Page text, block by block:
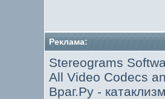
Реклама:
Stereograms
All Video Codecs
Враг.Ру -